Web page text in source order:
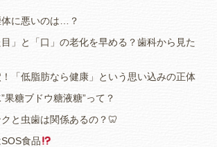
に悪いのは…？
」と「口」の老化を早める？歯科から見た
「低脂肪なら健康」という思い込みの正体
果糖ブドウ糖液糖”って？
と虫歯は関係あるの？🦷
食品